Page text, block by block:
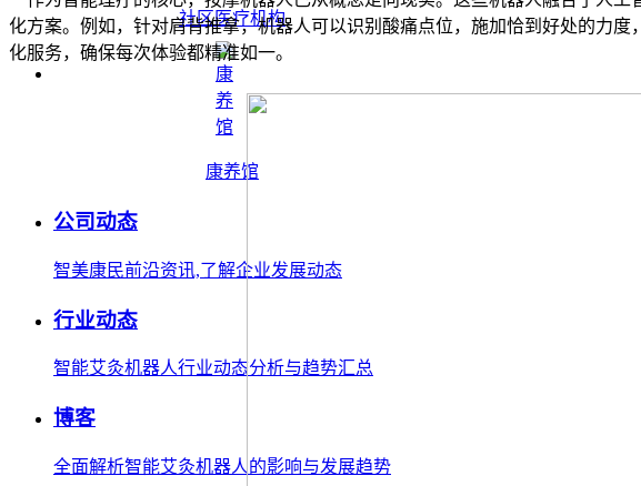
社区医疗机构
康养馆
公司动态
智美康民前沿资讯,了解企业发展动态
行业动态
智能艾灸机器人行业动态分析与趋势汇总
博客
全面解析智能艾灸机器人的影响与发展趋势
化方案。例如，针对肩背推拿，机器人可以识别酸痛点位，施加恰到好处的力
化服务，确保每次体验都精准如一。